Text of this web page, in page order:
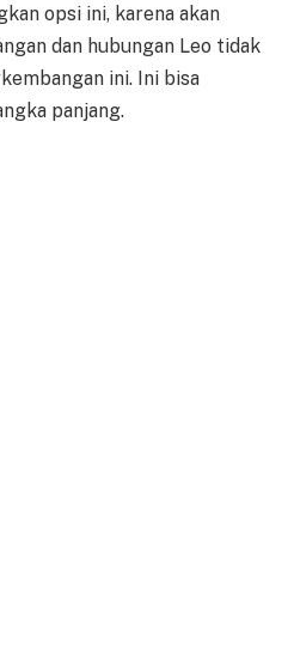
opsi ini, karena akan
dan hubungan Leo tidak
ini. Ini bisa
panjang.